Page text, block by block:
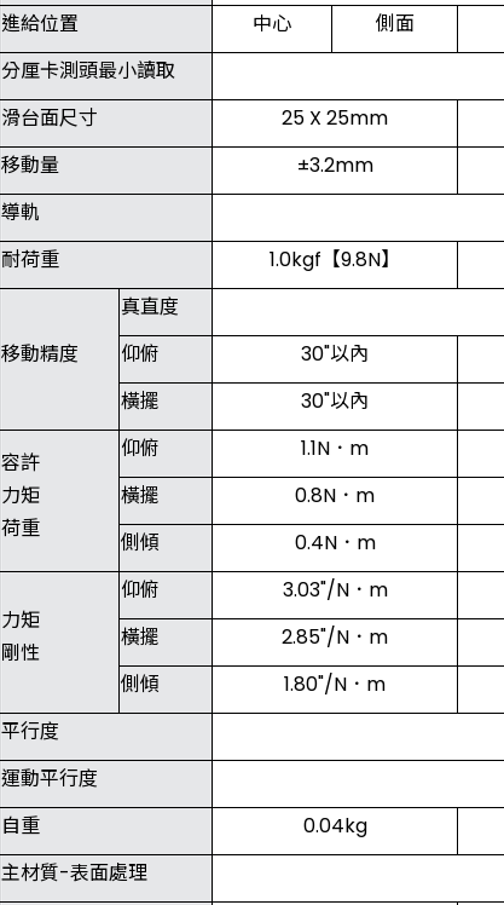
進給位置
中心 側面
分厘卡測頭最小讀取
滑台面尺寸
25 X 25mm
移動量
±3.2mm
導軌
耐荷重
1.0kgf【9.8N】
移動精度
真直度
仰俯
30"以內
橫擺
30"以內
容許
力矩
荷重
仰俯 1.1N．m
橫擺
0.8N．m
側傾
0.4N．m
力矩
剛性
仰俯 3.03"/N．m
橫擺
2.85"/N．m
側傾
1.80"/N．m
平行度
運動平行度
自重
0.04kg
主材質-表面處理